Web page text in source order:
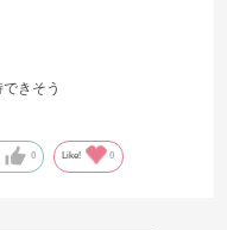
きそう
0 Like! 0